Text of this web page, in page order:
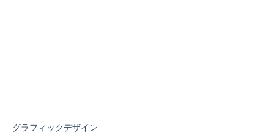
グラフィックデザイン